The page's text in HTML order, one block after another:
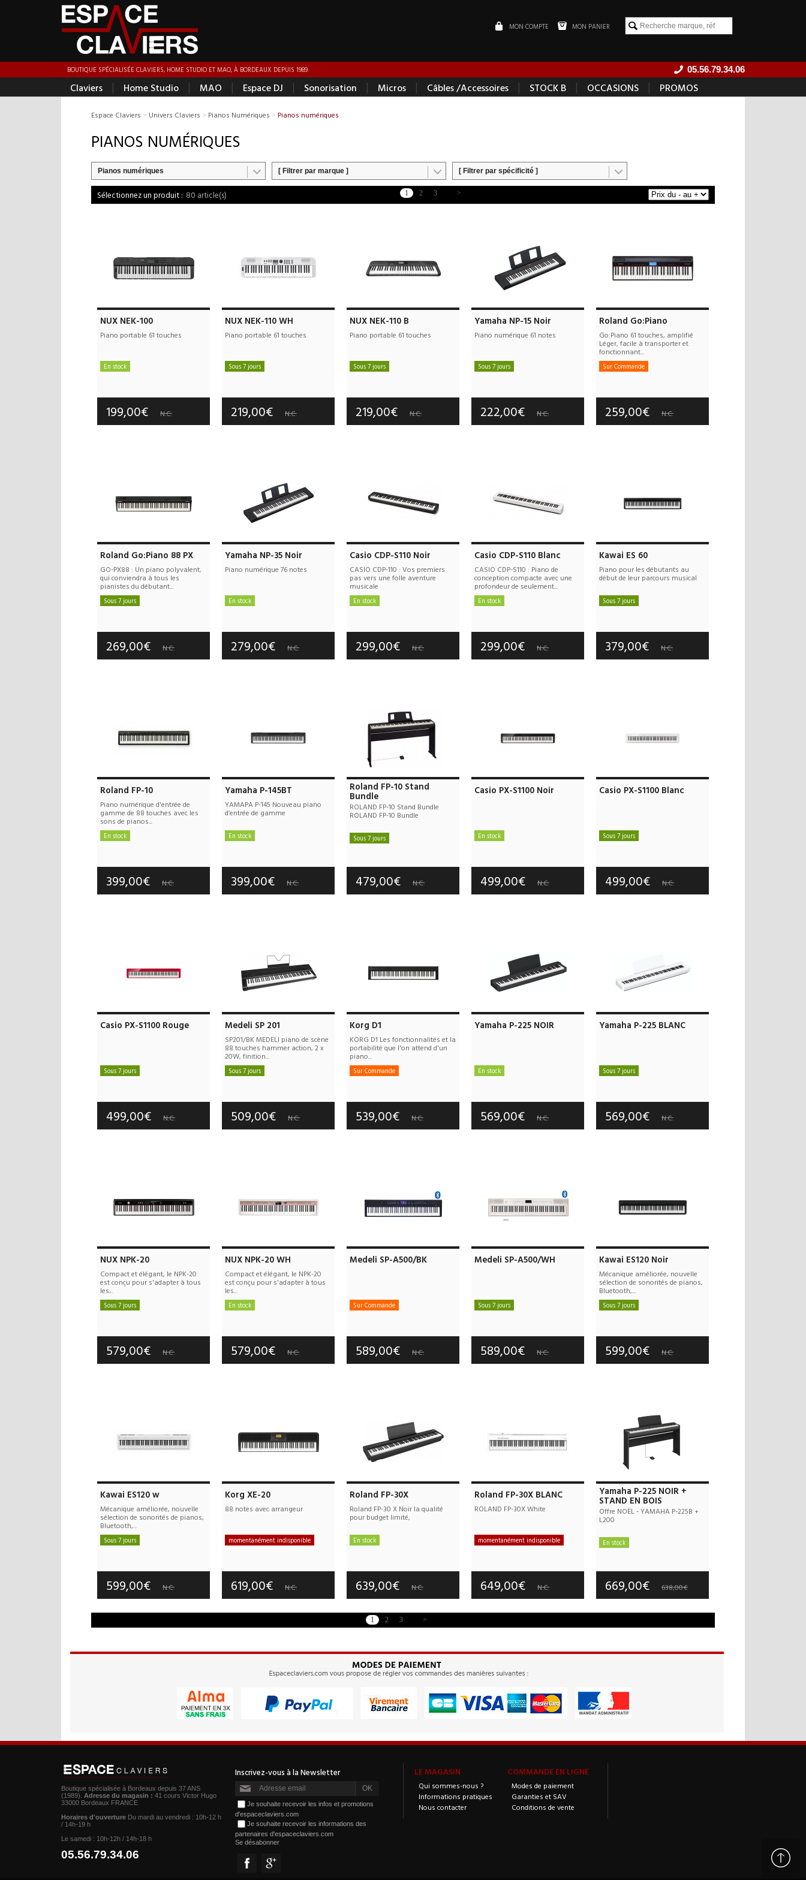
MON PANIER
MON COMPTE
05.56.79.34.06
BOUTIQUE SPÉCIALISÉE CLAVIERS, HOME STUDIO ET MAO, À BORDEAUX DEPUIS 1989.
Claviers | Home Studio | MAO | Espace DJ | Sonorisation | Micros | Câbles /Accessoires | STOCK B | OCCASIONS | PROMOS
Espace Claviers > Univers Claviers > Pianos Numériques > Pianos numériques
PIANOS NUMÉRIQUES
Pianos numériques [ Filtrer par marque ] [ Filtrer par spécificité ]
80 article(s) 1 2 3 >
NUX NEK-100
Piano portable 61 touches
En stock
Garantie :2 an(s)
199,00€ N.C.
NUX NEK-110 WH
Piano portable 61 touches
Sous 7 jours
Garantie :2 an(s)
219,00€ N.C.
NUX NEK-110 B
Piano portable 61 touches
Sous 7 jours
Garantie :2 an(s)
219,00€ N.C.
Yamaha NP-15 Noir
Piano numérique 61 notes
Sous 7 jours
Garantie :3 an(s)
222,00€ N.C.
Roland Go:Piano
Go:Piano 61 touches, amplifié
Léger, facile à transporter et
fonctionnant...
Sur Commande
Garantie :3 an(s)
259,00€ N.C.
Roland Go:Piano 88 PX
GO-PX88 : Un piano polyvalent,
qui conviendra à tous les
pianistes du débutant...
Sous 7 jours
Garantie :3 an(s)
269,00€ N.C.
Yamaha NP-35 Noir
Piano numérique 76 notes
En stock
Garantie :3 an(s)
279,00€ N.C.
Casio CDP-S110 Noir
CASIO CDP-110 : Vos premiers
pas vers une folle aventure
musicale
En stock
Garantie :3 an(s)
299,00€ N.C.
Casio CDP-S110 Blanc
CASIO CDP-S110 : Piano de
conception compacte avec une
profondeur de seulement...
En stock
Garantie :3 an(s)
299,00€ N.C.
Kawai ES 60
Piano pour les débutants au
début de leur parcours musical
Sous 7 jours
Garantie :5 an(s)
379,00€ N.C.
Roland FP-10
Piano numérique d'entrée de
gamme de 88 touches avec les
sons de pianos...
En stock
Garantie :3 an(s)
399,00€ N.C.
Yamaha P-145BT
YAMAPA P-145 Nouveau piano
d’entrée de gamme
En stock
Garantie :3 an(s)
399,00€ N.C.
Roland FP-10 Stand
Bundle
ROLAND FP-10 Stand Bundle
ROLAND FP-10 Bundle
Sous 7 jours
Garantie :3 an(s)
479,00€ N.C.
Casio PX-S1100 Noir
En stock
Garantie :3 an(s)
499,00€ N.C.
Casio PX-S1100 Blanc
Sous 7 jours
Garantie :3 an(s)
499,00€ N.C.
Casio PX-S1100 Rouge
Sous 7 jours
Garantie :3 an(s)
499,00€ N.C.
Medeli SP 201
SP201/BK MEDELI piano de scène
88 touches hammer action, 2 x
20W, finition...
Sous 7 jours
Garantie :2 an(s)
509,00€ N.C.
Korg D1
KORG D1 Les fonctionnalités et la
portabilité que l'on attend d'un
piano...
Sur Commande
Garantie :3 an(s)
539,00€ N.C.
Yamaha P-225 NOIR
En stock
Garantie :3 an(s)
569,00€ N.C.
Yamaha P-225 BLANC
Sous 7 jours
Garantie :3 an(s)
569,00€ N.C.
NUX NPK-20
Compact et élégant, le NPK-20
est conçu pour s'adapter à tous
les...
Sous 7 jours
Garantie :3 an(s)
579,00€ N.C.
NUX NPK-20 WH
Compact et élégant, le NPK-20
est conçu pour s'adapter à tous
les...
En stock
Garantie :3 an(s)
579,00€ N.C.
Medeli SP-A500/BK
Sur Commande
Garantie :2 an(s)
589,00€ N.C.
Medeli SP-A500/WH
Sous 7 jours
Garantie :2 an(s)
589,00€ N.C.
Kawai ES120 Noir
Mécanique améliorée, nouvelle
sélection de sonorités de pianos,
Bluetooth,...
Sous 7 jours
Garantie :5 an(s)
599,00€ N.C.
Kawai ES120 w
Mécanique améliorée, nouvelle
sélection de sonorités de pianos,
Bluetooth,...
Sous 7 jours
Garantie :5 an(s)
599,00€ N.C.
Korg XE-20
88 notes avec arrangeur
momentanément indisponible
Garantie :3 an(s)
619,00€ N.C.
Roland FP-30X
Roland FP-30 X Noir la qualité
pour budget limité,
En stock
Garantie :3 an(s)
639,00€ N.C.
Roland FP-30X BLANC
ROLAND FP-30X White
momentanément indisponible
Garantie :3 an(s)
649,00€ N.C.
Yamaha P-225 NOIR +
STAND EN BOIS
Offre NOËL - YAMAHA P-225B +
L200
En stock
Garantie :3 an(s)
669,00€ 638,00€
1 2 3 >
LE MAGASIN
Qui sommes-nous ?
Informations pratiques
Nous contacter
COMMANDE EN LIGNE
Modes de paiement
Garanties et SAV
Conditions de vente
Boutique spécialisée à Bordeaux depuis 37 ANS
(1989). Adresse du magasin : 41 cours Victor Hugo
33000 Bordeaux FRANCE
Horaires d'ouverture Du mardi au vendredi : 10h-12 h
/ 14h-19 h
Le samedi : 10h-12h / 14h-18 h
05.56.79.34.06
Je souhaite recevoir les infos et promotions
d'espaceclaviers.com
Je souhaite recevoir les informations des
partenaires d'espaceclaviers.com
Se désabonner